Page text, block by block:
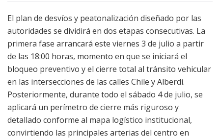
El plan de desvíos y peatonalización diseñado por las
autoridades se dividirá en dos etapas consecutivas. La
primera fase arrancará este viernes 3 de julio a partir
de las 18:00 horas, momento en que se iniciará el
bloqueo preventivo y el cierre total al tránsito vehicular
en las intersecciones de las calles Chile y Alberdi.
Posteriormente, durante todo el sábado 4 de julio, se
aplicará un perímetro de cierre más riguroso y
detallado conforme al mapa logístico institucional,
convirtiendo las principales arterias del centro en